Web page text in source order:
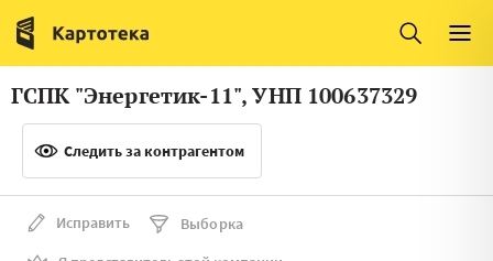
Италия
Люксембург
Литва
Нидерланды
ГСПК "Энергетик-11", УНП 100637329
Следить за контрагентом
Исправить
Выборка